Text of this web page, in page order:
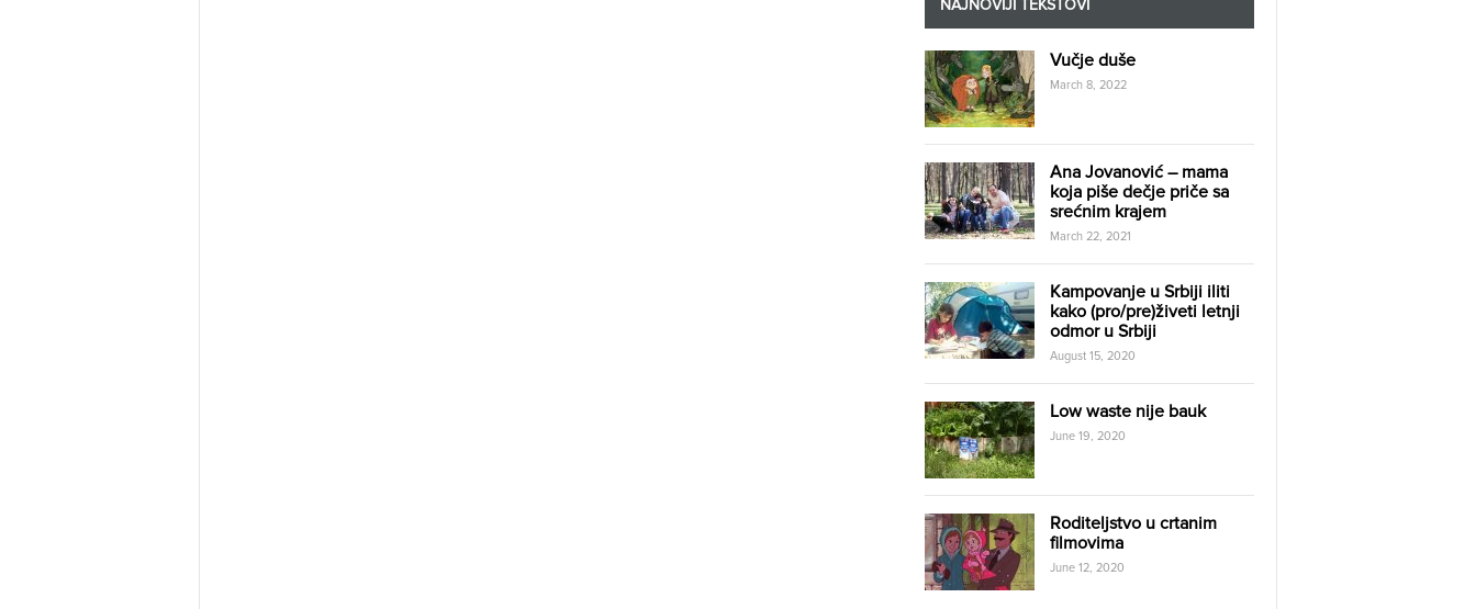
NAJNOVIJI TEKSTOVI
Vučje duše
March 8, 2022
Ana Jovanović – mama
koja piše dečje priče sa
srećnim krajem
March 22, 2021
Kampovanje u Srbiji iliti
kako (pro/pre)živeti letnji
odmor u Srbiji
August 15, 2020
Low waste nije bauk
June 19, 2020
Roditeljstvo u crtanim
filmovima
June 12, 2020